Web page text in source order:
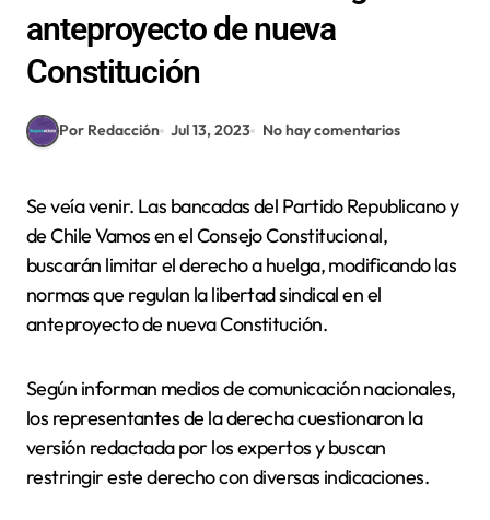
anteproyecto de nueva
Constitución
Por Redacción Jul 13, 2023 No hay comentarios
Se veía venir. Las bancadas del Partido Republicano y
de Chile Vamos en el Consejo Constitucional,
buscarán limitar el derecho a huelga, modificando las
normas que regulan la libertad sindical en el
anteproyecto de nueva Constitución.
Según informan medios de comunicación nacionales,
los representantes de la derecha cuestionaron la
versión redactada por los expertos y buscan
restringir este derecho con diversas indicaciones.